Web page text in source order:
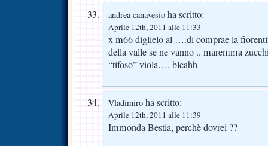
andrea canavesio ha scritto:
Aprile 12th, 2011 alle 11:33
x m66 diglielo al ….di comprae la
della valle se ne vanno .. maremma
“tifoso” viola…. bleahh
Vladimiro ha scritto:
Aprile 12th, 2011 alle 11:39
Immonda Bestia, perchè dovrei ??